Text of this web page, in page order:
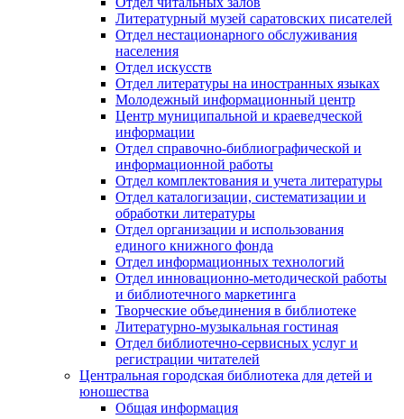
Литературный музей саратовских писателей
Отдел нестационарного обслуживания
населения
Отдел искусств
Отдел литературы на иностранных языках
Молодежный информационный центр
Центр муниципальной и краеведческой
информации
Отдел справочно-библиографической и
информационной работы
Отдел комплектования и учета литературы
Отдел каталогизации, систематизации и
обработки литературы
Отдел организации и использования
единого книжного фонда
Отдел информационных технологий
Отдел инновационно-методической работы
и библиотечного маркетинга
Творческие объединения в библиотеке
Литературно-музыкальная гостиная
Отдел библиотечно-сервисных услуг и
регистрации читателей
Центральная городская библиотека для детей и
юношества
Общая информация